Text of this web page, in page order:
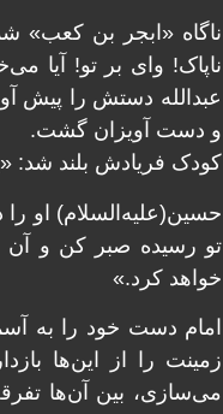
ناگاه «ابجر بن کعب»
ناپاک! وای بر تو! آیا
عبدالله دستش را پیش
و دست آویزان گشت.
کودک فریادش بلند شد:
حسین(علیه‌السلام) او
تو رسیده صبر کن و آن
خواهد کرد.»
امام دست خود را به
زمینت را از این‌ها
می‌سازی، بین آن‌ها